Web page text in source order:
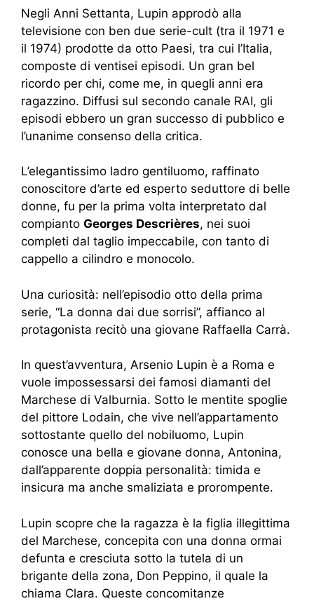
Negli Anni Settanta, Lupin approdò alla
televisione con ben due serie-cult (tra il 1971 e
il 1974) prodotte da otto Paesi, tra cui l’Italia,
composte di ventisei episodi. Un gran bel
ricordo per chi, come me, in quegli anni era
ragazzino. Diffusi sul secondo canale RAI, gli
episodi ebbero un gran successo di pubblico e
l’unanime consenso della critica.
L’elegantissimo ladro gentiluomo, raffinato
conoscitore d’arte ed esperto seduttore di belle
donne, fu per la prima volta interpretato dal
compianto Georges Descrières, nei suoi
completi dal taglio impeccabile, con tanto di
cappello a cilindro e monocolo.
Una curiosità: nell’episodio otto della prima
serie, “La donna dai due sorrisi”, affianco al
protagonista recitò una giovane Raffaella Carrà.
In quest’avventura, Arsenio Lupin è a Roma e
vuole impossessarsi dei famosi diamanti del
Marchese di Valburnia. Sotto le mentite spoglie
del pittore Lodain, che vive nell’appartamento
sottostante quello del nobiluomo, Lupin
conosce una bella e giovane donna, Antonina,
dall’apparente doppia personalità: timida e
insicura ma anche smaliziata e prorompente.
Lupin scopre che la ragazza è la figlia illegittima
del Marchese, concepita con una donna ormai
defunta e cresciuta sotto la tutela di un
brigante della zona, Don Peppino, il quale la
chiama Clara. Queste concomitanze